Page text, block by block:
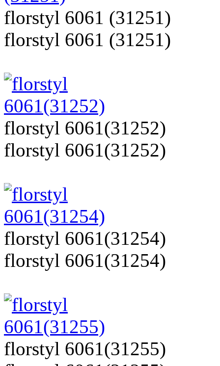
florstyl 6061 (31251)
florstyl 6061 (31251)
florstyl 6061(31252)
florstyl 6061(31252)
florstyl 6061(31254)
florstyl 6061(31254)
florstyl 6061(31255)